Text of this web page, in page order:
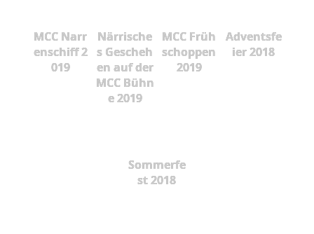
MCC Narr
enschiff 2
019
Närrische
s Gescheh
en auf der
MCC Bühn
e 2019
MCC Früh
schoppen
2019
Adventsfe
ier 2018
Sommerfe
st 2018